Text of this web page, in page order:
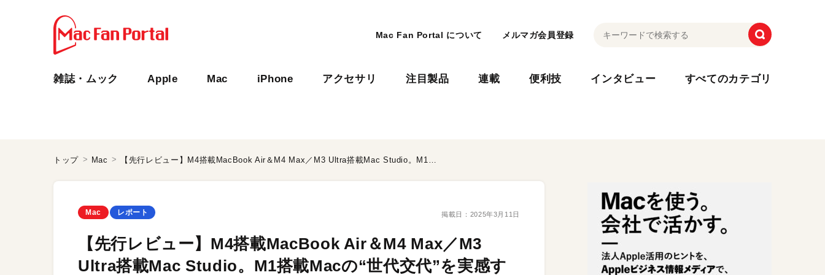
Mac Fan Portal について メルマガ会員登録
雑誌・ムック Apple Mac iPhone アクセサリ 注目製品 連載 便利技 インタビュー すべてのカテゴリ
トップ Mac 【先行レビュー】M4搭載MacBook Air＆M4 Max／M3 Ultra搭載Mac Studio。M1搭載Macの“世代交代”を実感する、常識はずれのパフォーマンス
Mac レポート 掲載日： 2025年3月11日
【先行レビュー】M4搭載MacBook Air＆M4 Max／M3
Ultra搭載Mac Studio。M1搭載Macの“世代交代”を実感す